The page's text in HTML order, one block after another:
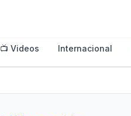
📺 Videos Internacional